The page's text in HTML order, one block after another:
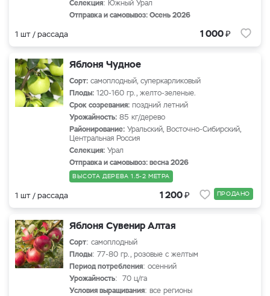
Селекция: Южный Урал
Отправка и самовывоз: Осень 2026
1 шт / рассада 1 000₽
Яблоня Чудное
Сорт: самоплодный, суперкарликовый
Плоды: 120-160 гр., желто-зеленые.
Срок созревания: поздний летний
Урожайность: 85 кг/дерево
Районирование: Уральский, Восточно-Сибирский,
Центральная Россия
Селекция: Урал
Отправка и самовывоз: весна 2026
ВЫСОТА ДЕРЕВА 1.5-2 МЕТРА
1 шт / рассада 1 200₽ ПРОДАНО
Яблоня Сувенир Алтая
Сорт: самоплодный
Плоды: 77-80 гр., розовые с желтым
Период потребления: осенний
Урожайность: 70 ц/га
Условия выращивания: все регионы